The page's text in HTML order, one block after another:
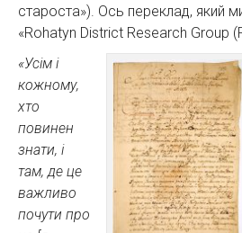
староста»). Ось переклад, який
«Rohatyn District Research Group
«Усім і
кожному,
хто
повинен
знати, і
там, де це
важливо
почути про